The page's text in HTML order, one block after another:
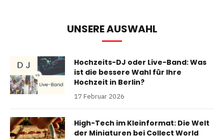
UNSERE AUSWAHL
Hochzeits-DJ oder Live-Band: Was
ist die bessere Wahl für Ihre
Hochzeit in Berlin?
17 Februar 2026
High-Tech im Kleinformat: Die Welt
der Miniaturen bei Collect World